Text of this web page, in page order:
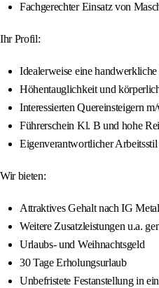
Fachgerechter Einsatz von
Ihr Profil:
Idealerweise eine
Höhentauglichkeit und
Interessierten Quereinsteigern
Führerschein Kl. B und hohe
Eigenverantwortlicher
Wir bieten:
Attraktives Gehalt nach IG
Weitere Zusatzleistungen u.a.
Urlaubs- und Weihnachtsgeld
30 Tage Erholungsurlaub
Unbefristete Festanstellung in